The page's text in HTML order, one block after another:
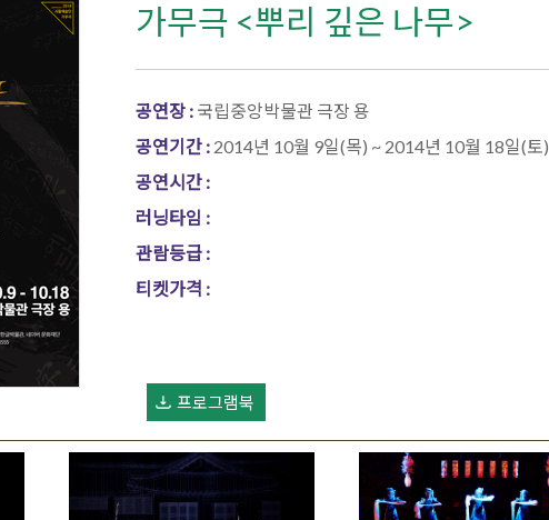
가무극 <뿌리 깊은 나무>
공연장 : 국립중앙박물관 극장 용
공연기간 : 2014년 10월 9일(목) ~ 2014년 10월 18일(토)
공연시간 :
러닝타임 :
관람등급 :
티켓가격 :
프로그램북